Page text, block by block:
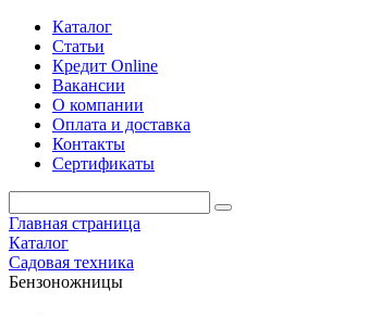
Каталог
Статьи
Кредит Online
Вакансии
О компании
Оплата и доставка
Контакты
Сертификаты
Главная страница
Каталог
Садовая техника
Бензоножницы